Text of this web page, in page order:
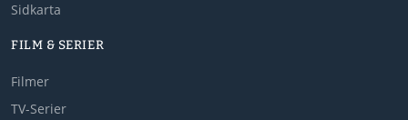
Sidkarta
FILM & SERIER
Filmer
TV-Serier